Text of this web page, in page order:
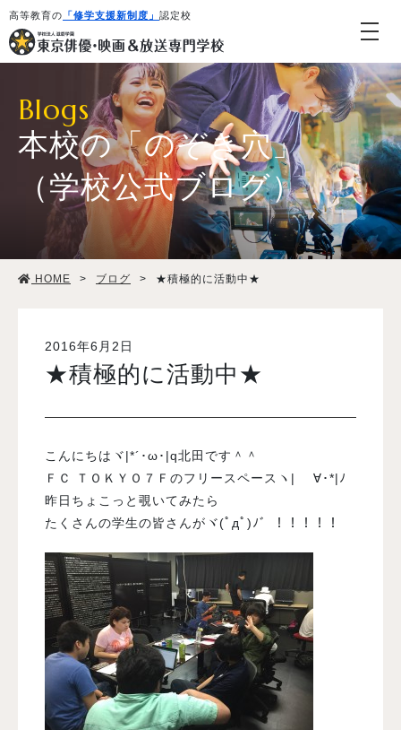
高等教育の 「修学支援新制度」 認定校
学校紹介・教育システム
学生生活
入試案内
学校情報
オープンキャンパス
訪問者別メニュー
Blogs
本校の「のぞき穴」
（学校公式ブログ）
HOME > ブログ > ★積極的に活動中★
2016年6月2日
★積極的に活動中★
こんにちはヾ|*´･ω･|q北田です＾＾
ＦＣ ＴＯＫＹＯ７Ｆのフリースペースヽ| ゝ∀･*|ﾉ
昨日ちょこっと覗いてみたら
たくさんの学生の皆さんがヾ(ﾟдﾟ)ﾉ゛！！！！！